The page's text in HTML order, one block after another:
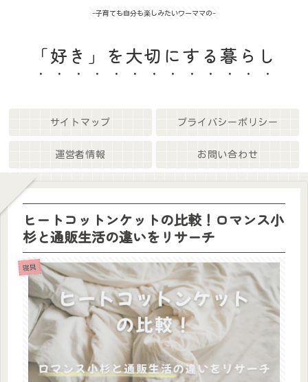
-子育ても自分も楽しみたいワーママの-
「好き」を大切にする暮らし
サイトマップ プライバシーポリシー
運営者情報 お問い合わせ
ヒートコットンケットの比較！ロマンス小
杉と通販生活の違いをリサーチ
寝具